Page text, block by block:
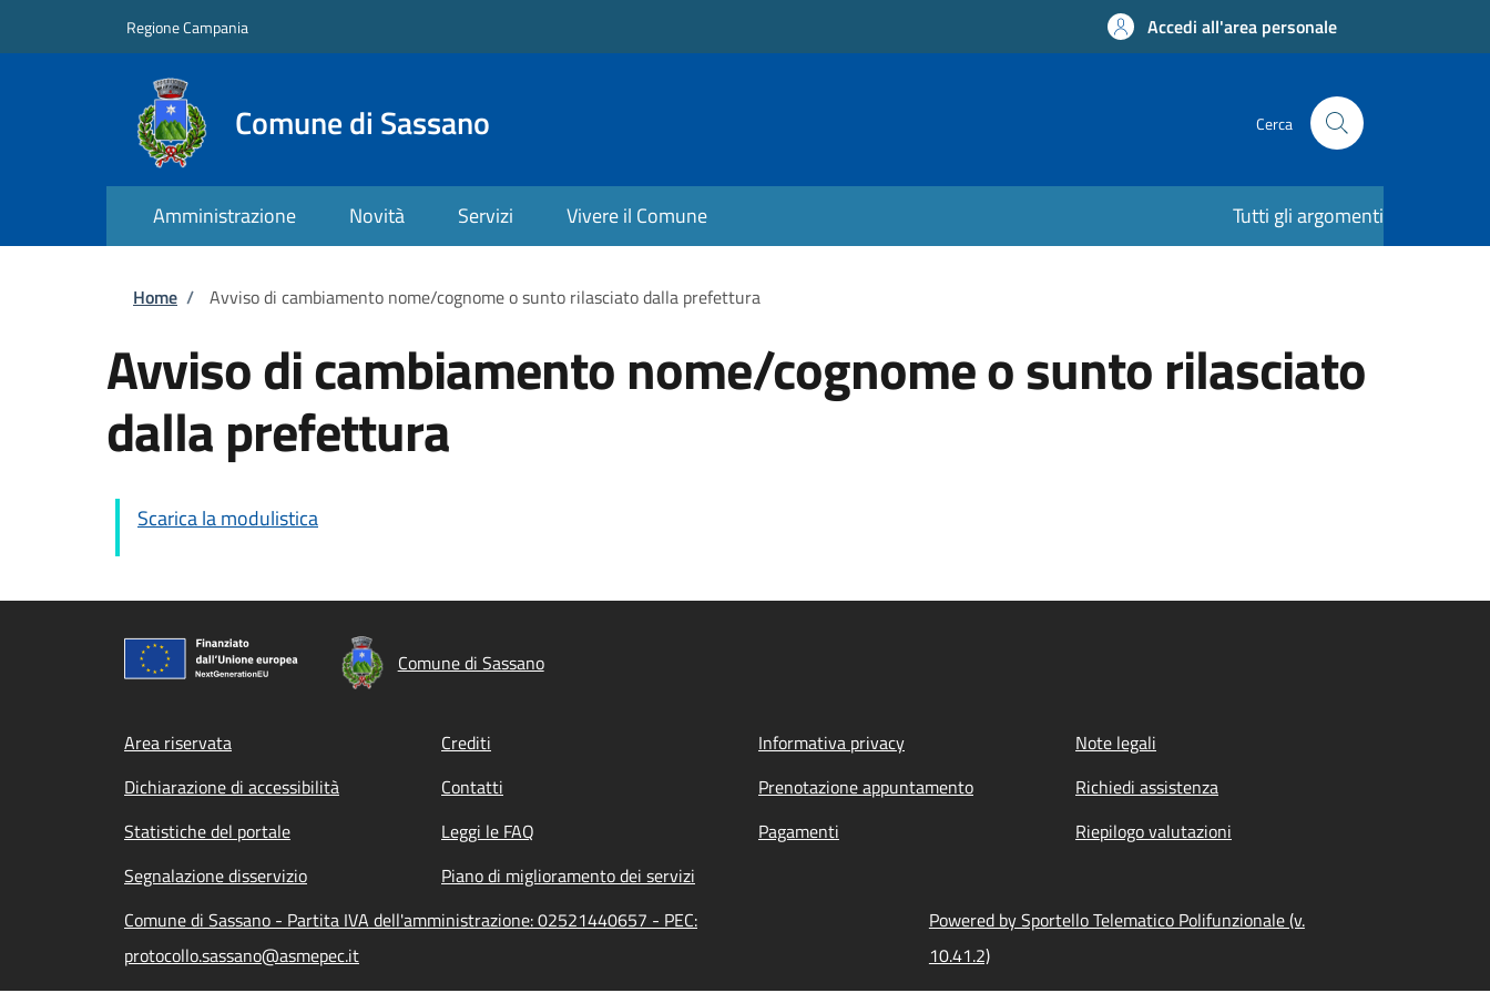
Regione Campania Accedi all'area personale
Comune di Sassano Cerca
Amministrazione Novità Servizi Vivere il Comune Tutti gli argomenti
Briciole di pane
Home / Avviso di cambiamento nome/cognome o sunto rilasciato dalla prefettura
Avviso di cambiamento nome/cognome o sunto rilasciato
dalla prefettura
Scarica la modulistica
Comune di Sassano
Footer menu
Area riservata Crediti Informativa privacy
Note legali
Dichiarazione di accessibilità
Contatti Prenotazione appuntamento
Richiedi assistenza
Statistiche del portale
Leggi le FAQ Pagamenti
Riepilogo valutazioni
Segnalazione disservizio
Piano di miglioramento dei servizi
Comune di Sassano - Partita IVA dell'amministrazione: 02521440657 - PEC:
protocollo.sassano@asmepec.it
Powered by Sportello Telematico Polifunzionale (v.
10.41.2)